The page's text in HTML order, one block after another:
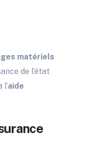
matériels
de l’état
aide